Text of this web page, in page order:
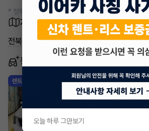
* 정확한 정보는 판매자와 반드시 확인하시기 바랍니
차량 위치
전북 전주시 완산구 서노송동
동일 차종 이어카
렌트 기아 쏘렌토
2024년 ·HEV 1.6 2WD 5인승 시
764,700
조회 3,629
오늘 하루 그만보기